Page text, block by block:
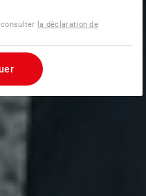
la déclaration de